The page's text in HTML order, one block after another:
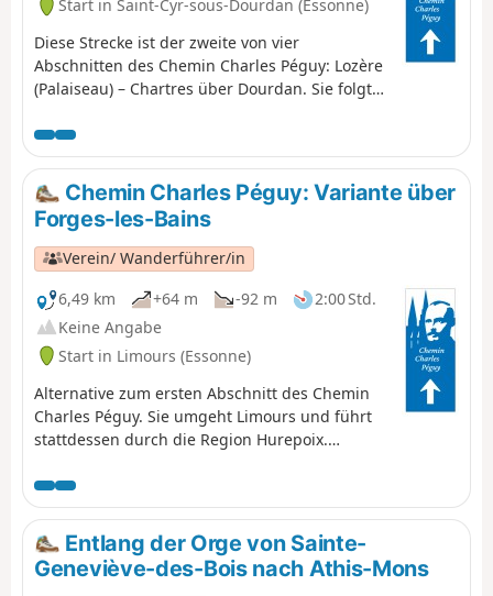
Start in Saint-Cyr-sous-Dourdan (Essonne)
Diese Strecke ist der zweite von vier
Abschnitten des Chemin Charles Péguy: Lozère
(Palaiseau) – Chartres über Dourdan. Sie folgt
seine beiden Pilgerreisen (1912 und 1913 in
vier Tagen hin und zurück) in einem
berühmten Gedicht besang. Es ist die
Übergangsphase: von den Tälern und Hügeln
des Hurepoix zum Plateau der Beauce.
Chemin Charles Péguy: Variante über
Forges-les-Bains
Verein/ Wanderführer/in
6,49 km
+64 m -92 m
2:00 Std.
Keine Angabe
Start in Limours (Essonne)
Alternative zum ersten Abschnitt des Chemin
Charles Péguy. Sie umgeht Limours und führt
stattdessen durch die Region Hurepoix.
les-Bains und eine landschaftlich reizvolle
Strecke.
Entlang der Orge von Sainte-
Geneviève-des-Bois nach Athis-Mons